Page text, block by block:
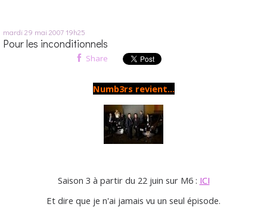
mardi 29 mai 200719h25
Pour les inconditionnels
Share
Numb3rs revient...
Saison 3 à partir du 22 juin sur M6 : ICI
Et dire que je n'ai jamais vu un seul épisode.